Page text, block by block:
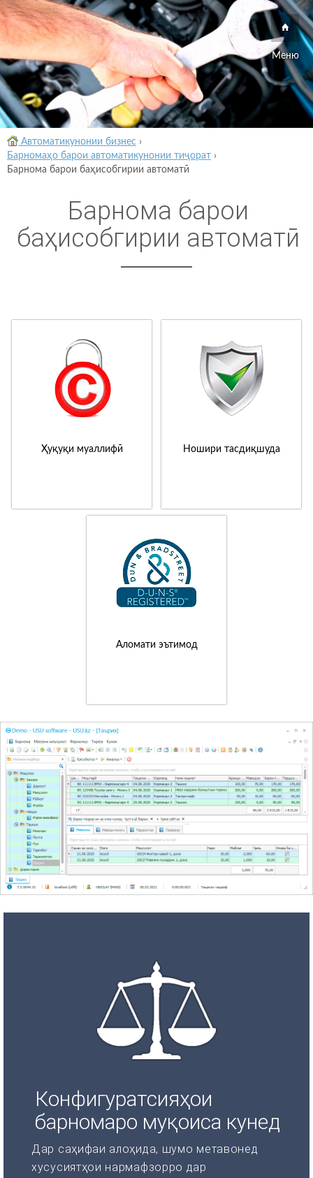
Меню
Автоматикунонии бизнес ›
Барномаҳо барои автоматикунонии тиҷорат ›
Барнома барои баҳисобгирии автоматӣ
Барнома барои
баҳисобгирии автоматӣ
Ҳуқуқи муаллифӣ Ношири тасдиқшуда
Аломати эътимод
Конфигуратсияҳои
барномаро муқоиса кунед
Дар саҳифаи алоҳида, шумо метавонед
хусусиятҳои нармафзорро дар